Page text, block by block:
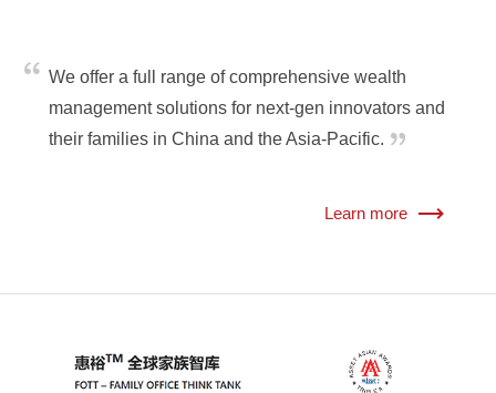
We offer a full range of comprehensive wealth
management solutions for next-gen innovators and
their families in China and the Asia-Pacific.
Learn more